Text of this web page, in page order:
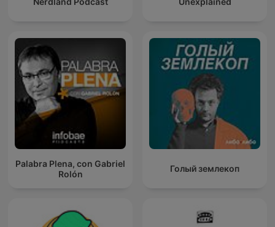
Palabra Plena, con Gabriel
Rolón
Голый землекоп